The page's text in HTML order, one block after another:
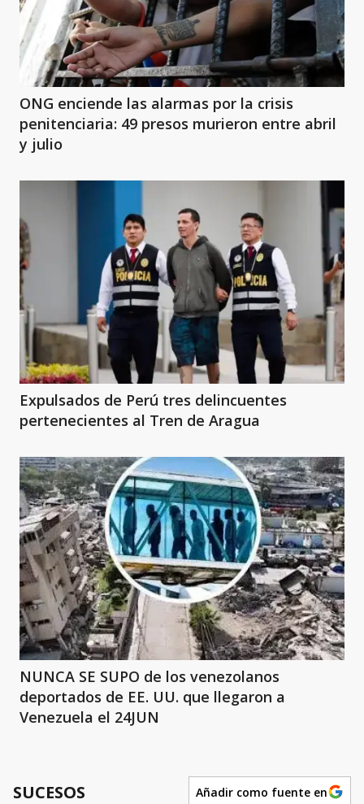
ONG enciende las alarmas por la crisis
penitenciaria: 49 presos murieron entre abril
y julio
Expulsados de Perú tres delincuentes
pertenecientes al Tren de Aragua
NUNCA SE SUPO de los venezolanos
deportados de EE. UU. que llegaron a
Venezuela el 24JUN
SUCESOS Añadir como fuente en